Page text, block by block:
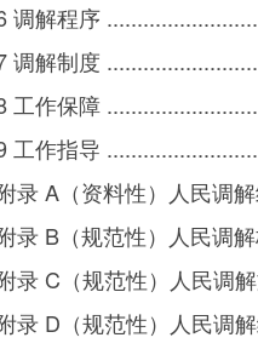
调解程序
调解制度
工作保障
工作指导
录 A（资料性）人民调
录 B（规范性）人民调
录 C（规范性）人民调
录 D（规范性）人民调